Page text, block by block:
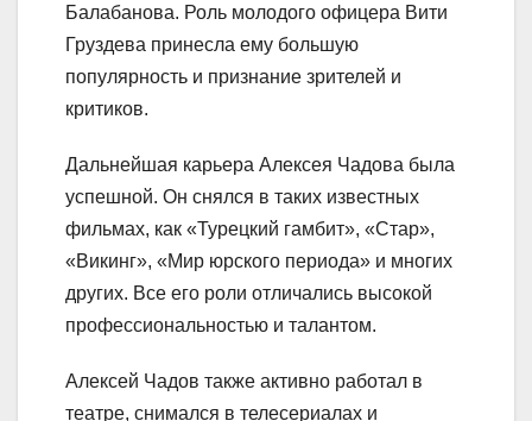
Балабанова. Роль молодого офицера Вити
Груздева принесла ему большую
популярность и признание зрителей и
критиков.
Дальнейшая карьера Алексея Чадова была
успешной. Он снялся в таких известных
фильмах, как «Турецкий гамбит», «Стар»,
«Викинг», «Мир юрского периода» и многих
других. Все его роли отличались высокой
профессиональностью и талантом.
Алексей Чадов также активно работал в
театре, снимался в телесериалах и